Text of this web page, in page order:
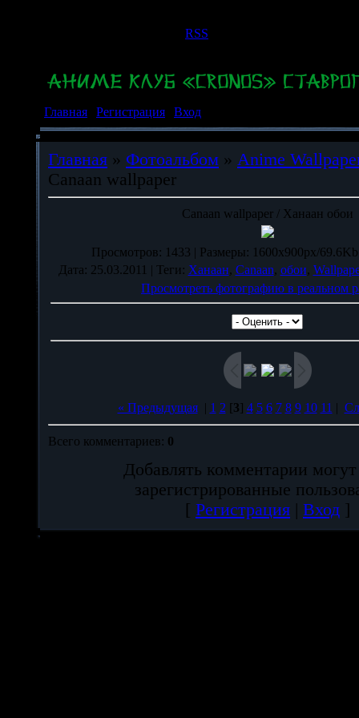
RSS
Главная Регистрация Вход
Главная » Фотоальбом » Anime
Canaan wallpaper
Canaan wallpaper / Ханаан обои
Просмотров: 1433 | Размеры: 1600x900px/
Дата: 25.03.2011 | Теги : Ханаан, Canaan, обои,
Просмотреть фотографию в реальном
« Предыдущая| 1 2 [3] 4 5 6 7 8 9 10 11 |
Всего комментариев: 0
Добавлять комментарии могут
зарегистрированные
[ Регистрация | Вход ]